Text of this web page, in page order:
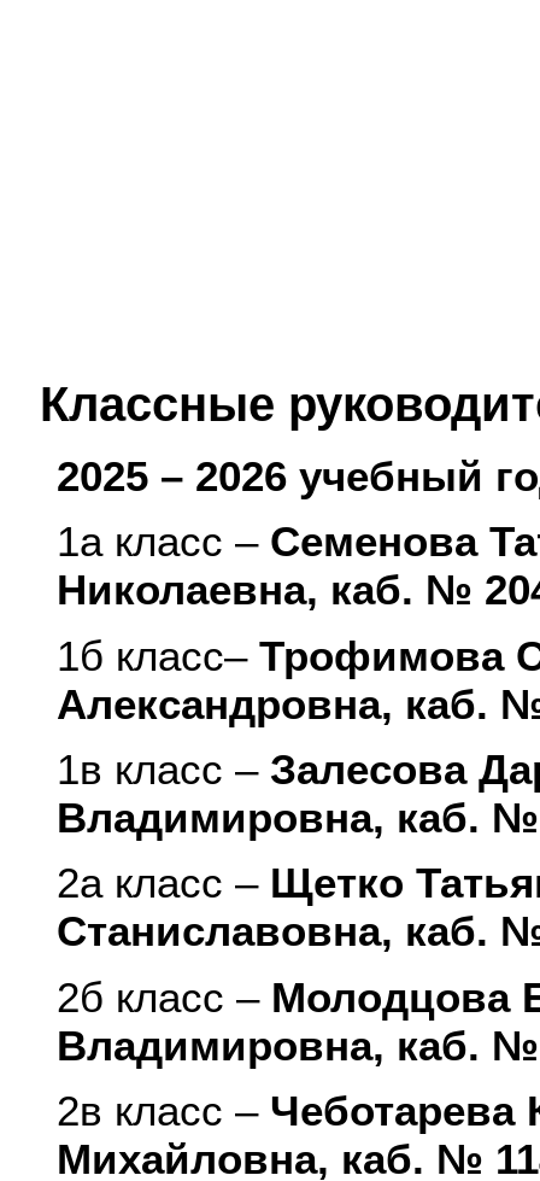
Классные
2025 – 2026 учебный
1а класс – Семенова
Николаевна, каб. №
1б класс–Трофимова
Александровна, каб.
1в класс – Залесова
Владимировна, каб. №
2а класс – Щетко
Станиславовна, каб.
2б класс – Молодцова
Владимировна, каб. №
2в класс – Чеботарева
Михайловна, каб. №